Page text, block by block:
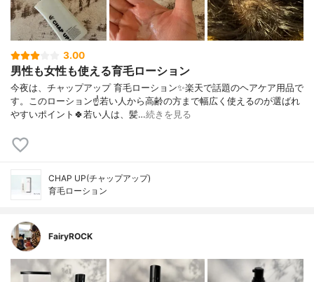
3.00
男性も女性も使える育毛ローション
今夜は、チャップアップ 育毛ローション✨楽天で話題のヘアケア用品で
す。このローション☝️若い人から高齢の方まで幅広く使えるのが選ばれ
やすいポイント🍀若い人は、髪…続きを見る
CHAP UP(チャップアップ)
育毛ローション
FairyROCK